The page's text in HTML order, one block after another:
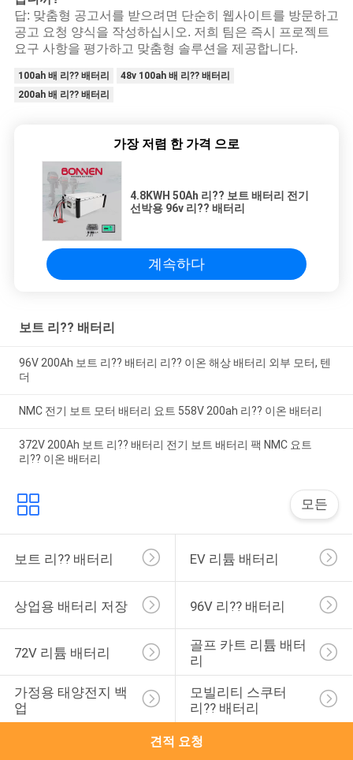
답: 맞춤형 공고서를 받으려면 단순히 웹사이트를 방문하고
공고 요청 양식을 작성하십시오. 저희 팀은 즉시 프로젝트
요구 사항을 평가하고 맞춤형 솔루션을 제공합니다.
100ah 배 리?? 배터리
48v 100ah 배 리?? 배터리
200ah 배 리?? 배터리
가장 저렴 한 가격 으로
4.8KWH 50Ah 리?? 보트 배터리 전기
선박용 96v 리?? 배터리
계속하다
보트 리?? 배터리
96V 200Ah 보트 리?? 배터리 리?? 이온 해상 배터리 외부 모터, 텐
더
NMC 전기 보트 모터 배터리 요트 558V 200ah 리?? 이온 배터리
372V 200Ah 보트 리?? 배터리 전기 보트 배터리 팩 NMC 요트
리?? 이온 배터리
모든
보트 리?? 배터리 EV 리튬 배터리
상업용 배터리 저장 96V 리?? 배터리
72V 리튬 배터리
골프 카트 리튬 배터
리
가정용 태양전지 백
업
모빌리티 스쿠터
리?? 배터리
견적 요청